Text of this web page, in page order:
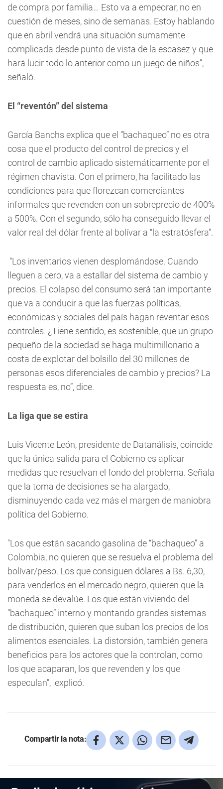
de compra por familia… Esto va a empeorar, no en
cuestión de meses, sino de semanas. Estoy hablando
que en abril vendrá una situación sumamente
complicada desde punto de vista de la escasez y que
hará lucir todo lo anterior como un juego de niños”,
señaló.
El “reventón” del sistema
García Banchs explica que el “bachaqueo” no es otra
cosa que el producto del control de precios y el
control de cambio aplicado sistemáticamente por el
régimen chavista. Con el primero, ha facilitado las
condiciones para que florezcan comerciantes
informales que revenden con un sobreprecio de 400%
a 500%. Con el segundo, sólo ha conseguido llevar el
valor real del dólar frente al bolívar a “la estratósfera”.
“Los inventarios vienen desplomándose. Cuando
lleguen a cero, va a estallar del sistema de cambio y
precios. El colapso del consumo será tan importante
que va a conducir a que las fuerzas políticas,
económicas y sociales del país hagan reventar esos
controles. ¿Tiene sentido, es sostenible, que un grupo
pequeño de la sociedad se haga multimillonario a
costa de explotar del bolsillo del 30 millones de
personas esos diferenciales de cambio y precios? La
respuesta es, no”, dice.
La liga que se estira
Luis Vicente León, presidente de Datanálisis, coincide
que la única salida para el Gobierno es aplicar
medidas que resuelvan el fondo del problema. Señala
que la toma de decisiones se ha alargado,
disminuyendo cada vez más el margen de maniobra
política del Gobierno.
"Los que están sacando gasolina de “bachaqueo” a
Colombia, no quieren que se resuelva el problema del
bolívar/peso. Los que consiguen dólares a Bs. 6,30,
para venderlos en el mercado negro, quieren que la
moneda se devalúe. Los que están viviendo del
“bachaqueo” interno y montando grandes sistemas
de distribución, quieren que suban los precios de los
alimentos esenciales. La distorsión, también genera
beneficios para los actores que la controlan, como
los que acaparan, los que revenden y los que
especulan", explicó.
Compartir la nota: